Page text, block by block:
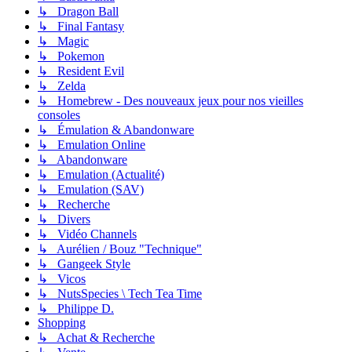
↳ Dragon Ball
↳ Final Fantasy
↳ Magic
↳ Pokemon
↳ Resident Evil
↳ Zelda
↳ Homebrew - Des nouveaux jeux pour nos vieilles
consoles
↳ Émulation & Abandonware
↳ Emulation Online
↳ Abandonware
↳ Emulation (Actualité)
↳ Emulation (SAV)
↳ Recherche
↳ Divers
↳ Vidéo Channels
↳ Aurélien / Bouz "Technique"
↳ Gangeek Style
↳ Vicos
↳ NutsSpecies \ Tech Tea Time
↳ Philippe D.
Shopping
↳ Achat & Recherche